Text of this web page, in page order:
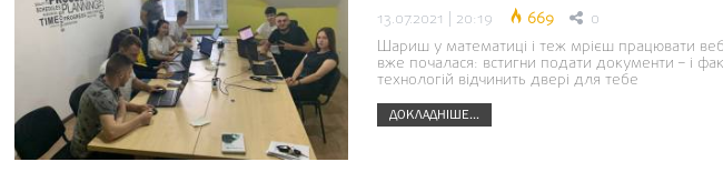
13.07.2021 | 20:19 669 0
Шариш у математиці і теж мрієш працювати
вже почалася: встигни подати документи – і
технологій відчинить двері для тебе
ДОКЛАДНІШЕ...